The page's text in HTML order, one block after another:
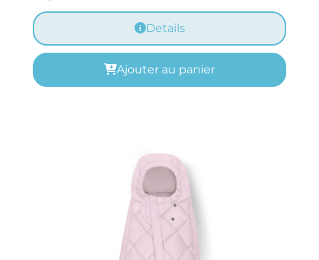
Details
Ajouter au panier